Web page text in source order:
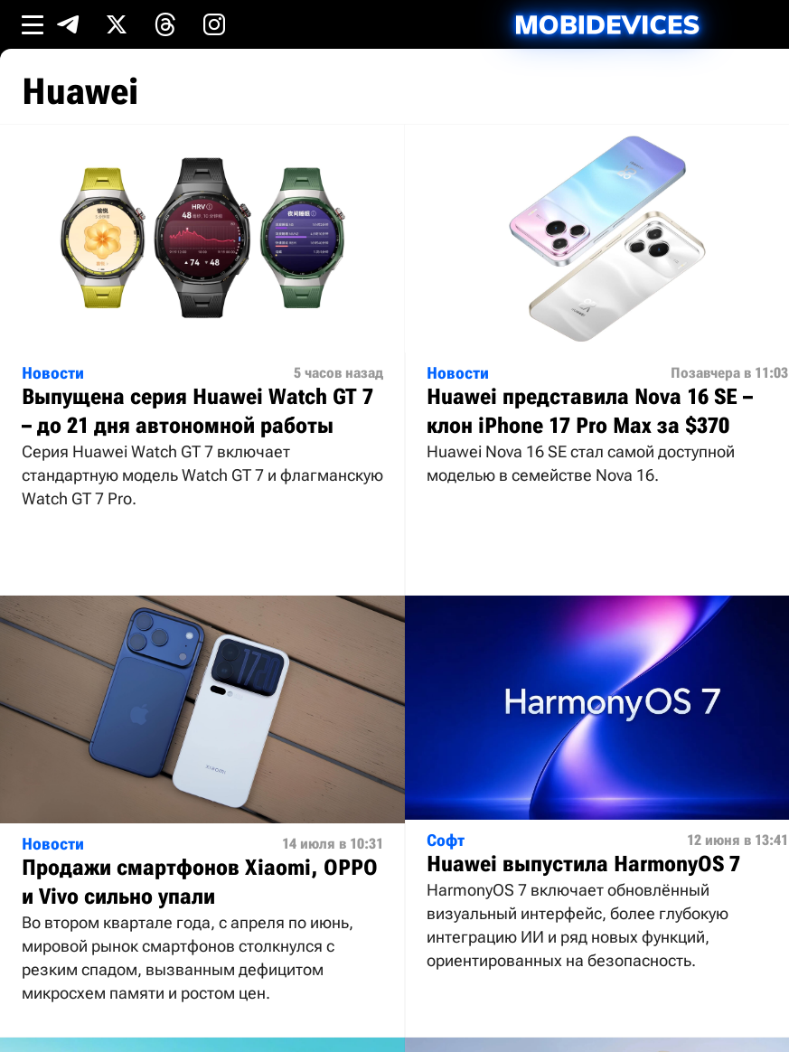
Huawei
Новости 5 часов назад
Выпущена серия Huawei Watch GT 7
– до 21 дня автономной работы
Серия Huawei Watch GT 7 включает
стандартную модель Watch GT 7 и флагманскую
Watch GT 7 Pro.
Новости Позавчера в 11:03
Huawei представила Nova 16 SE –
клон iPhone 17 Pro Max за $370
Huawei Nova 16 SE стал самой доступной
моделью в семействе Nova 16.
Новости 14 июля в 10:31
Продажи смартфонов Xiaomi, OPPO
и Vivo сильно упали
Во втором квартале года, с апреля по июнь,
мировой рынок смартфонов столкнулся с
резким спадом, вызванным дефицитом
микросхем памяти и ростом цен.
Софт 12 июня в 13:41
Huawei выпустила HarmonyOS 7
HarmonyOS 7 включает обновлённый
визуальный интерфейс, более глубокую
интеграцию ИИ и ряд новых функций,
ориентированных на безопасность.